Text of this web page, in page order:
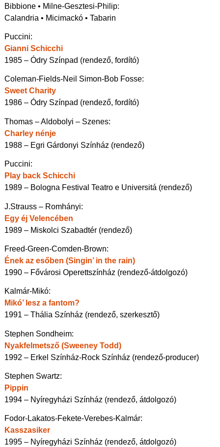
Bibbione • Milne-Gesztesi-Philip:
Calandria • Micimackó • Tabarin
Puccini:
Gianni Schicchi
1985 – Ódry Színpad (rendező, fordító)
Coleman-Fields-Neil Simon-Bob Fosse:
Sweet Charity
1986 – Ódry Színpad (rendező, fordító)
Thomas – Aldobolyi – Szenes:
Charley nénje
1988 – Egri Gárdonyi Színház (rendező)
Puccini:
Play back Schicchi
1989 – Bologna Festival Teatro e Universitá (rendező)
J.Strauss – Romhányi:
Egy éj Velencében
1989 – Miskolci Szabadtér (rendező)
Freed-Green-Comden-Brown:
Ének az esőben (Singin’ in the rain)
1990 – Fővárosi Operettszínház (rendező-átdolgozó)
Kalmár-Mikó:
Mikó’ lesz a fantom?
1991 – Thália Színház (rendező, szerkesztő)
Stephen Sondheim:
Nyakfelmetsző (Sweeney Todd)
1992 – Erkel Színház-Rock Színház (rendező-producer)
Stephen Swartz:
Pippin
1994 – Nyíregyházi Színház (rendező, átdolgozó)
Fodor-Lakatos-Fekete-Verebes-Kalmár:
Kasszasiker
1995 – Nyíregyházi Színház (rendező, átdolgozó)